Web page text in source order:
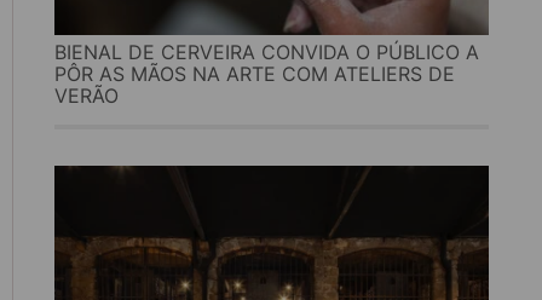
BIENAL DE CERVEIRA CONVIDA O PÚBLICO A
PÔR AS MÃOS NA ARTE COM ATELIERS DE
VERÃO